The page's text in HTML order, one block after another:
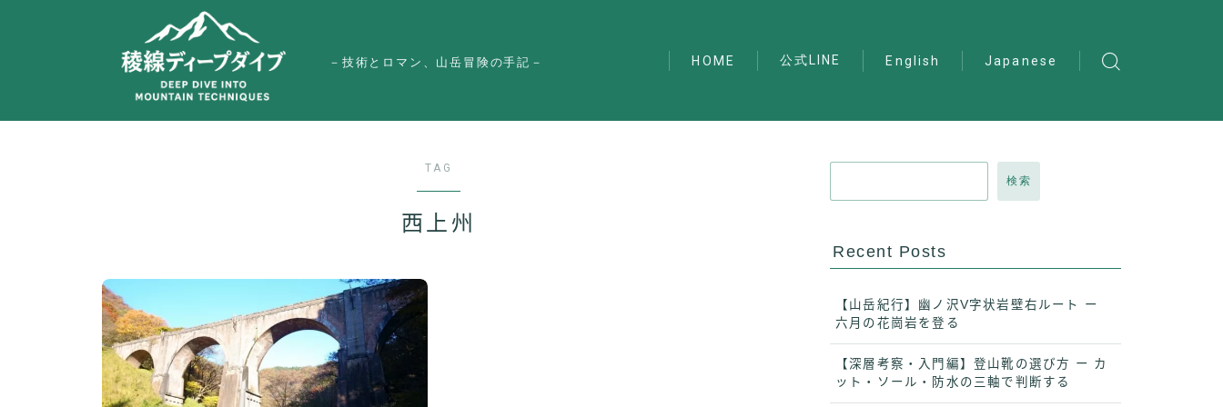
－技術とロマン、山岳冒険の手記－ HOME 公式LINE English Japanese
TAG
西上州
検索
Recent Posts
【山岳紀行】幽ノ沢V字状岩壁右ルート ー
六月の花崗岩を登る
【深層考察・入門編】登山靴の選び方 ー カ
ット・ソール・防水の三軸で判断する